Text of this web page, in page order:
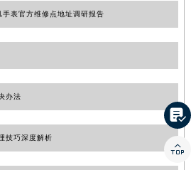
浔阳路宝玑售后服务中心（需提前预约）
北湖西路宝玑售后服务中心（需提前预约）
胜利东路宝玑售后服务中心（需提前预约）
手表官方维修点地址调研报告
办法
技巧深度解析

